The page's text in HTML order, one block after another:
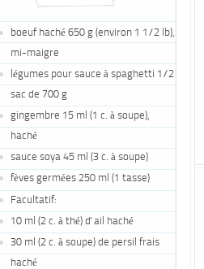
boeuf haché 650 g (environ 1 1/2 lb),
mi-maigre
légumes pour sauce à spaghetti 1/2
sac de 700 g
gingembre 15 ml (1 c. à soupe),
haché
sauce soya 45 ml (3 c. à soupe)
fèves germées 250 ml (1 tasse)
Facultatif:
10 ml (2 c. à thé) d' ail haché
30 ml (2 c. à soupe) de persil frais
haché